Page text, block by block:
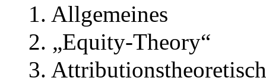
1. Allgemeines
2. „Equity-Theory“
3.